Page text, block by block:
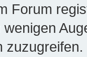
Forum